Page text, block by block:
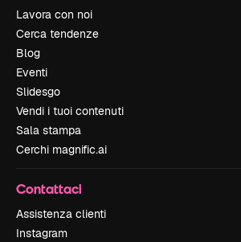
Lavora con noi
Cerca tendenze
Blog
Eventi
Slidesgo
Vendi i tuoi contenuti
Sala stampa
Cerchi magnific.ai
Contattaci
Assistenza clienti
Instagram